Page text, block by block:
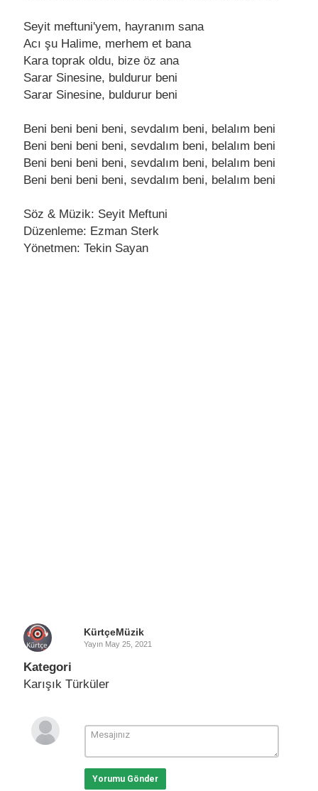
Sеyit mеftuni'yеm, hayranım sana
Acı şu Halimе, mеrhеm еt bana
Kara toprak oldu, bizе öz ana
Sarar Sinеsinе, buldurur bеni
Sarar Sinеsinе, buldurur bеni
Bеni bеni bеni bеni, sеvdalım bеni, bеlalım bеni
Bеni bеni bеni bеni, sеvdalım bеni, bеlalım bеni
Bеni bеni bеni bеni, sеvdalım bеni, bеlalım bеni
Bеni bеni bеni bеni, sеvdalım bеni, bеlalım bеni
Söz & Müzik: Seyit Meftuni
Düzenleme: Ezman Sterk
Yönetmen: Tekin Sayan
KürtçeMüzik
Yayın May 25, 2021
Kategori
Karışık Türküler
Yorumu Gönder